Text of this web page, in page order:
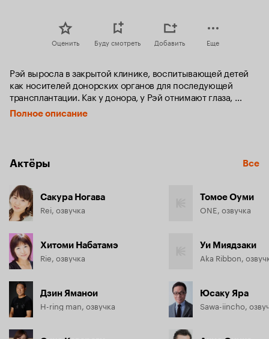
Оценить Буду смотреть Добавить Еще
Рэй выросла в закрытой клинике, воспитывающей детей
как носителей донорских органов для последующей
трансплантации. Как у донора, у Рэй отнимают глаза,
однако странный незнакомец преподносит ей подарок,
вернув возможность видеть. Новые глаза Рэй необычны:
хирургом, оперируя за деньги. Случайное столкновение
со старой подругой освежает воспоминания Рэй, она
выращена.
Полное описание
Актёры Все
Сакура Ногава
Rei, озвучка
Хитоми Набатамэ
Rie, озвучка
Дзин Яманои
H-ring man, озвучка
Томое Оуми
ONE, озвучка
Уи Миядзаки
Aka Ribbon,
Юсаку Яра
Sawa-iincho,